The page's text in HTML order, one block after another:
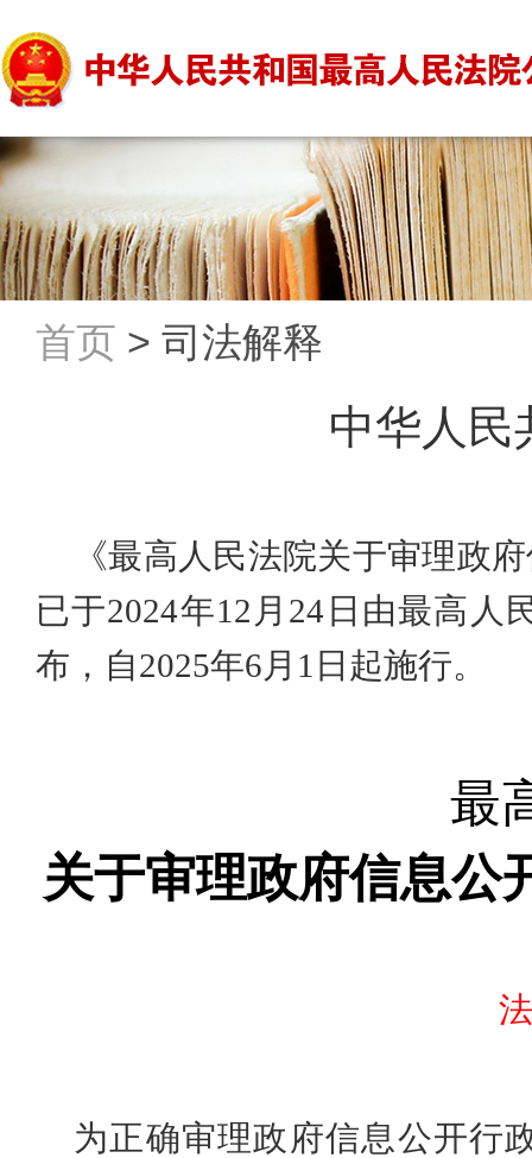
首页 > 司法解释
中华人民
《最高人民法院关于审理政
已于2024年12月24日由最高人
布，自2025年6月1日起施行。
最
关于审理政府信息公
为正确审理政府信息公开行